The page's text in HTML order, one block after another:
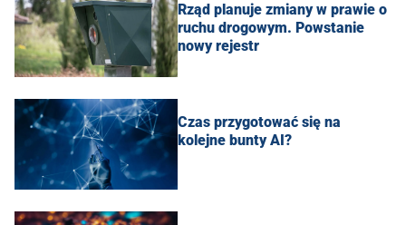
Rząd planuje zmiany w prawie o
ruchu drogowym. Powstanie
nowy rejestr
Czas przygotować się na
kolejne bunty AI?